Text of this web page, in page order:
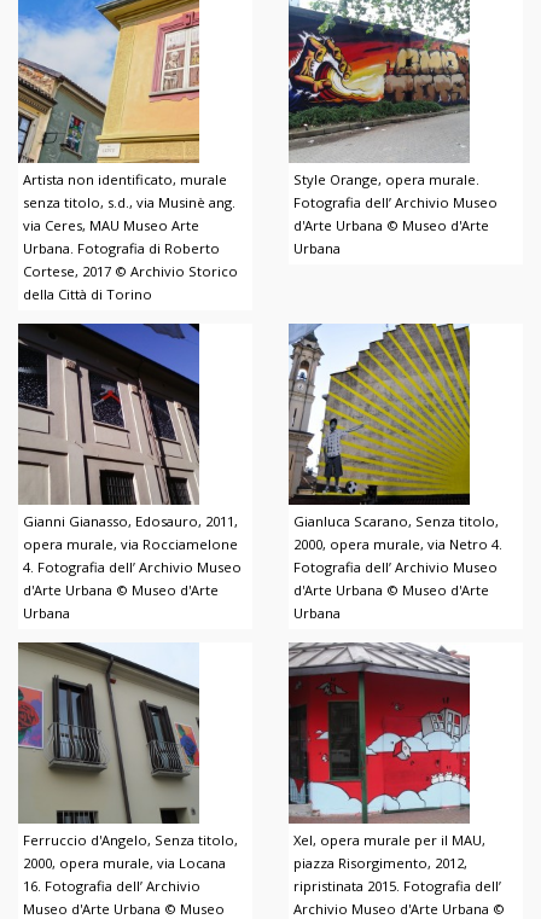
Artista non identificato, murale
senza titolo, s.d., via Musinè ang.
via Ceres, MAU Museo Arte
Urbana. Fotografia di Roberto
Cortese, 2017 © Archivio Storico
della Città di Torino
Style Orange, opera murale.
Fotografia dell’ Archivio Museo
d'Arte Urbana © Museo d'Arte
Urbana
Gianni Gianasso, Edosauro, 2011,
opera murale, via Rocciamelone
4. Fotografia dell’ Archivio Museo
d'Arte Urbana © Museo d'Arte
Urbana
Gianluca Scarano, Senza titolo,
2000, opera murale, via Netro 4.
Fotografia dell’ Archivio Museo
d'Arte Urbana © Museo d'Arte
Urbana
Ferruccio d'Angelo, Senza titolo,
2000, opera murale, via Locana
16. Fotografia dell’ Archivio
Museo d'Arte Urbana © Museo
Xel, opera murale per il MAU,
piazza Risorgimento, 2012,
ripristinata 2015. Fotografia dell’
Archivio Museo d'Arte Urbana ©